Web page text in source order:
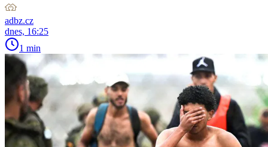
adbz.cz
dnes, 16:25
1 min